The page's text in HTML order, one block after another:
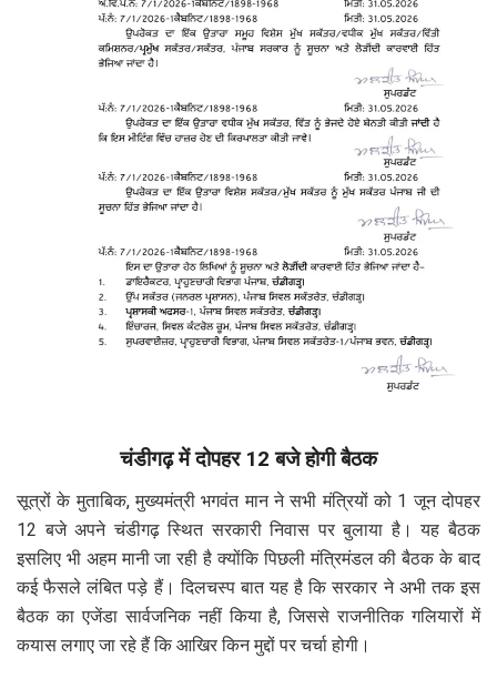
चंडीगढ़ में दोपहर 12 बजे होगी बैठक
सूत्रों के मुताबिक, मुख्यमंत्री भगवंत मान ने सभी मंत्रियों को 1 जून दोपहर
12 बजे अपने चंडीगढ़ स्थित सरकारी निवास पर बुलाया है। यह बैठक
इसलिए भी अहम मानी जा रही है क्योंकि पिछली मंत्रिमंडल की बैठक के बाद
कई फैसले लंबित पड़े हैं। दिलचस्प बात यह है कि सरकार ने अभी तक इस
बैठक का एजेंडा सार्वजनिक नहीं किया है, जिससे राजनीतिक गलियारों में
कयास लगाए जा रहे हैं कि आखिर किन मुद्दों पर चर्चा होगी।